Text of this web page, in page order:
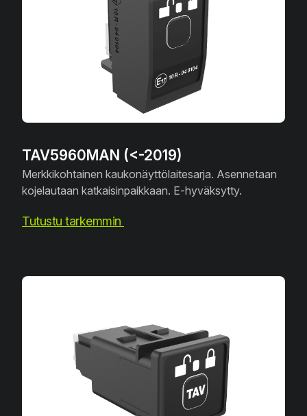
TAV5960MAN (<-2019)
Merkkikohtainen kaukonäyttölaitesarja. Asennetaan
kojelautaan katkaisinpaikkaan. E-hyväksytty.
Tutustu tarkemmin